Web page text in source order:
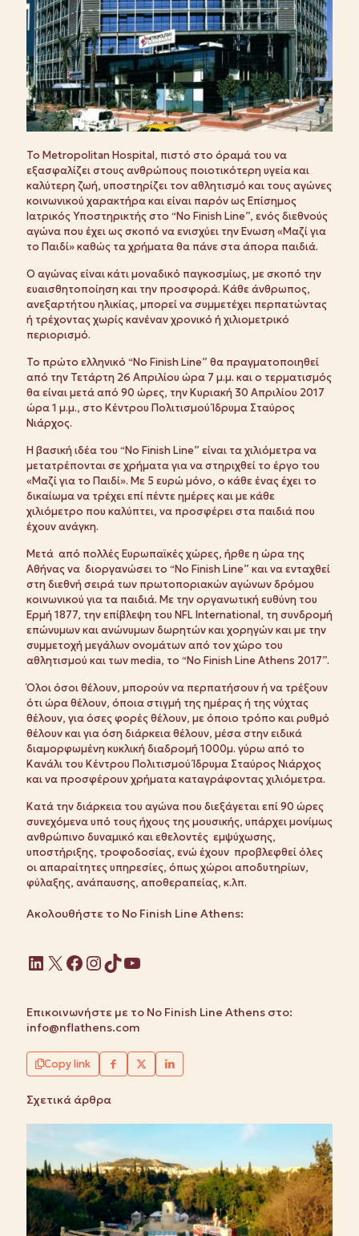
Το Metropolitan Hospital, πιστό στο όραμά του να
εξασφαλίζει στους ανθρώπους ποιοτικότερη υγεία και
καλύτερη ζωή, υποστηρίζει τον αθλητισμό και τους αγώνες
κοινωνικού χαρακτήρα και είναι παρόν ως Επίσημος
Ιατρικός Υποστηρικτής στο “No Finish Line”, ενός διεθνούς
αγώνα που έχει ως σκοπό να ενισχύει την Ενωση «Μαζί για
το Παιδί» καθώς τα χρήματα θα πάνε στα άπορα παιδιά.
Ο αγώνας είναι κάτι μοναδικό παγκοσμίως, με σκοπό την
ευαισθητοποίηση και την προσφορά. Κάθε άνθρωπος,
ανεξαρτήτου ηλικίας, μπορεί να συμμετέχει περπατώντας
ή τρέχοντας χωρίς κανέναν χρονικό ή χιλιομετρικό
περιορισμό.
Το πρώτο ελληνικό “No Finish Line” θα πραγματοποιηθεί
από την Τετάρτη 26 Απριλίου ώρα 7 μ.μ. και ο τερματισμός
θα είναι μετά από 90 ώρες, την Κυριακή 30 Απριλίου 2017
ώρα 1 μ.μ., στο Κέντρου Πολιτισμού Ίδρυμα Σταύρος
Νιάρχος.
Η βασική ιδέα του “No Finish Line” είναι τα χιλιόμετρα να
μετατρέπονται σε χρήματα για να στηριχθεί το έργο του
«Μαζί για το Παιδί». Με 5 ευρώ μόνο, ο κάθε ένας έχει το
δικαίωμα να τρέχει επί πέντε ημέρες και με κάθε
χιλιόμετρο που καλύπτει, να προσφέρει στα παιδιά που
έχουν ανάγκη.
Μετά από πολλές Ευρωπαϊκές χώρες, ήρθε η ώρα της
Αθήνας να διοργανώσει το “No Finish Line” και να ενταχθεί
στη διεθνή σειρά των πρωτοποριακών αγώνων δρόμου
κοινωνικού για τα παιδιά. Με την οργανωτική ευθύνη του
Ερμή 1877, την επίβλεψη του NFL International, τη συνδρομή
επώνυμων και ανώνυμων δωρητών και χορηγών και με την
συμμετοχή μεγάλων ονομάτων από τον χώρο του
αθλητισμού και των media, το “No Finish Line Athens 2017”.
Όλοι όσοι θέλουν, μπορούν να περπατήσουν ή να τρέξουν
ότι ώρα θέλουν, όποια στιγμή της ημέρας ή της νύχτας
θέλουν, για όσες φορές θέλουν, με όποιο τρόπο και ρυθμό
θέλουν και για όση διάρκεια θέλουν, μέσα στην ειδικά
διαμορφωμένη κυκλική διαδρομή 1000μ. γύρω από το
Κανάλι του Κέντρου Πολιτισμού Ίδρυμα Σταύρος Νιάρχος
και να προσφέρουν χρήματα καταγράφοντας χιλιόμετρα.
Κατά την διάρκεια του αγώνα που διεξάγεται επί 90 ώρες
συνεχόμενα υπό τους ήχους της μουσικής, υπάρχει μονίμως
ανθρώπινο δυναμικό και εθελοντές εμψύχωσης,
υποστήριξης, τροφοδοσίας, ενώ έχουν προβλεφθεί όλες
οι απαραίτητες υπηρεσίες, όπως χώροι αποδυτηρίων,
φύλαξης, ανάπαυσης, αποθεραπείας, κ.λπ.
Ακολουθήστε το No Finish Line Athens:
Linkedin
X Facebook
Instagram
TikTok
YouTube
Επικοινωνήστε με το No Finish Line Athens στο:
info@nflathens.com
Copy link
Σχετικά άρθρα